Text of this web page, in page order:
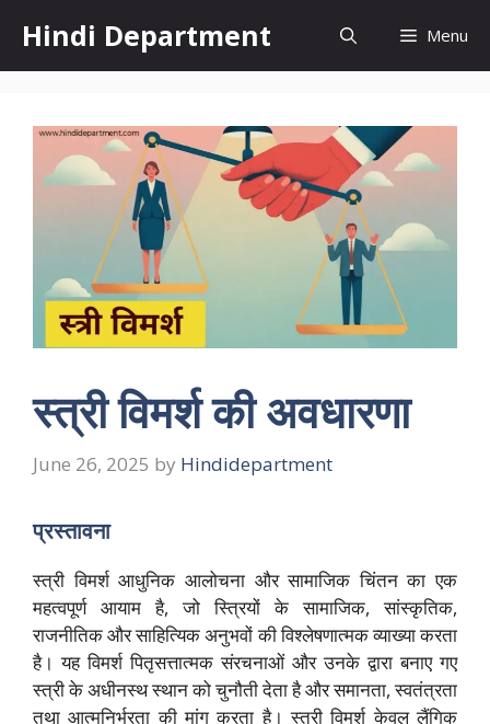
content
Hindi Department Menu
स्त्री विमर्श की अवधारणा
June 26, 2025 by Hindidepartment
प्रस्तावना
स्त्री विमर्श आधुनिक आलोचना और सामाजिक चिंतन का एक
महत्वपूर्ण आयाम है, जो स्त्रियों के सामाजिक, सांस्कृतिक,
राजनीतिक और साहित्यिक अनुभवों की विश्लेषणात्मक व्याख्या करता
है। यह विमर्श पितृसत्तात्मक संरचनाओं और उनके द्वारा बनाए गए
स्त्री के अधीनस्थ स्थान को चुनौती देता है और समानता, स्वतंत्रता
तथा आत्मनिर्भरता की मांग करता है। स्त्री विमर्श केवल लैंगिक